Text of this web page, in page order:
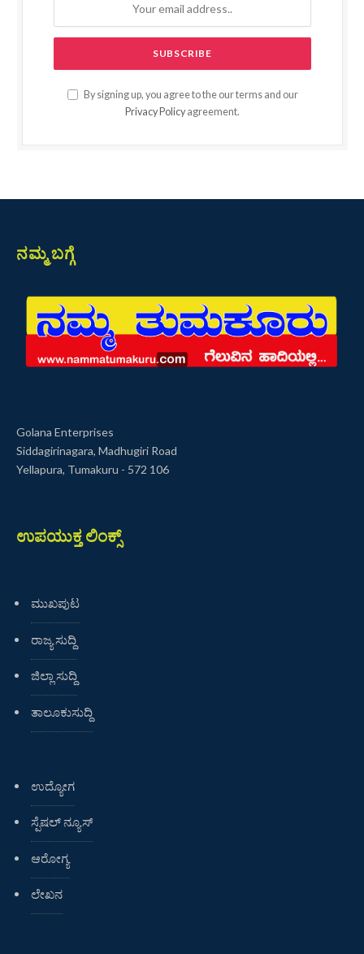
By signing up, you agree to the our terms and our
Privacy Policy agreement.
ನಮ್ಮ ಬಗ್ಗೆ
Golana Enterprises
Siddagirinagara, Madhugiri Road
Yellapura, Tumakuru - 572 106
ಉಪಯುಕ್ತ ಲಿಂಕ್ಸ್
ಮುಖಪುಟ
ರಾಜ್ಯ ಸುದ್ದಿ
ಜಿಲ್ಲಾ ಸುದ್ದಿ
ತಾಲೂಕುಸುದ್ದಿ
ಉದ್ಯೋಗ
ಸ್ಪೆಷಲ್ ನ್ಯೂಸ್
ಆರೋಗ್ಯ
ಲೇಖನ